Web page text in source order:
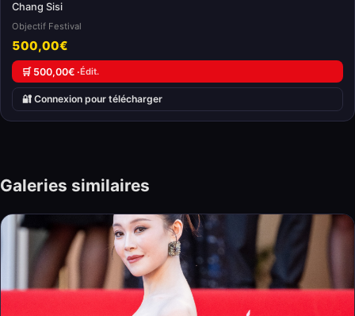
Chang Sisi
Objectif Festival
500,00€
🛒 500,00€ ·Édit.
🔐 Connexion pour télécharger
Galeries similaires